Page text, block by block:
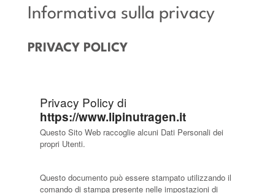
Informativa sulla privacy
PRIVACY POLICY
Privacy Policy di
https://www.lipinutragen.it
Questo Sito Web raccoglie alcuni Dati Personali dei
propri Utenti.
Questo documento può essere stampato utilizzando il
comando di stampa presente nelle impostazioni di